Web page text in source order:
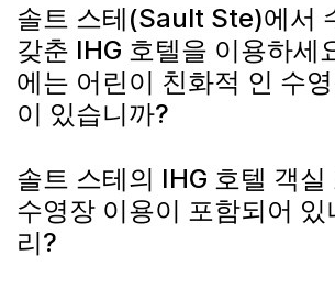
솔트 스테(Sault Ste)에서
갖춘 IHG 호텔을 이용하세
에는 어린이 친화적 인 수
이 있습니까?
솔트 스테의 IHG 호텔 객실
수영장 이용이 포함되어 있
리?